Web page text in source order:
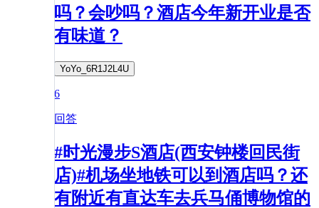
吗？会吵吗？酒店今年新开业是否
有味道？
YoYo_6R1J2L4U
6
回答
#时光漫步S酒店(西安钟楼回民街
店)#机场坐地铁可以到酒店吗？还
有附近有直达车去兵马俑博物馆的